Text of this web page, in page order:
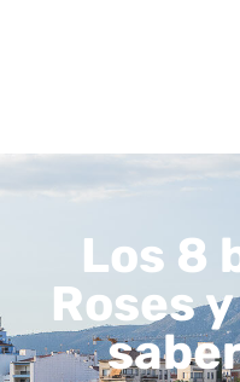
Los 8
Roses